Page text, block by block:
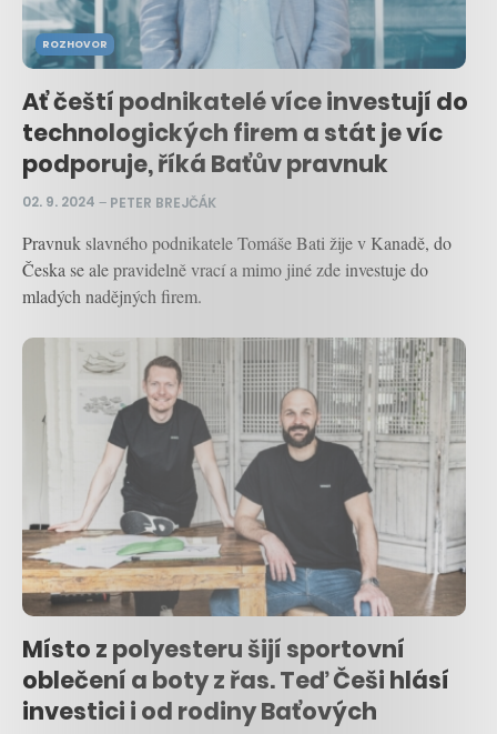
ROZHOVOR
Ať čeští podnikatelé více investují do
technologických firem a stát je víc
podporuje, říká Baťův pravnuk
02. 9. 2024 – PETER BREJČÁK
Pravnuk slavného podnikatele Tomáše Bati žije v Kanadě, do
Česka se ale pravidelně vrací a mimo jiné zde investuje do
mladých nadějných firem.
Místo z polyesteru šijí sportovní
oblečení a boty z řas. Teď Češi hlásí
investici i od rodiny Baťových